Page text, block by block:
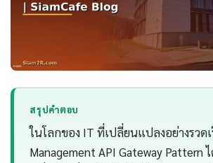
สรุปคำตอบ
ในโลกของ IT ที่เปลี่ยนแปลงอย่างรวด
Management API Gateway Pattern